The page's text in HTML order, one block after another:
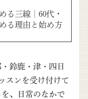
る三線｜60代・
る理由と始め方
鈴鹿・津・四日
スンを受け付けて
、日常のなかで